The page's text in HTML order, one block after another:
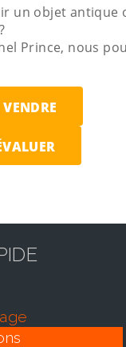
un objet antique
Prince, nous